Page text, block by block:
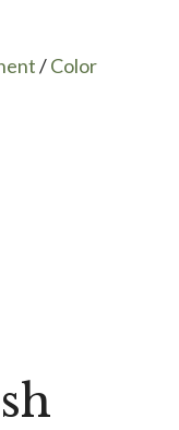
/Color